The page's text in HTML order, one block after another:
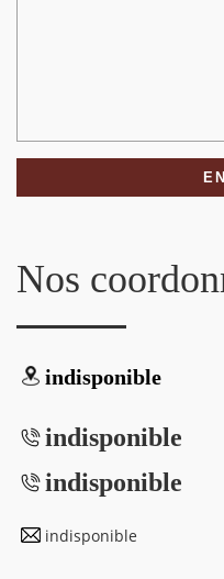
Nos
indisponible
indisponible
indisponible
indisponible